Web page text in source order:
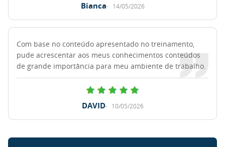
Bianca 14/05/2026
Com base no conteúdo apresentado no treinamento,
pude acrescentar aos meus conhecimentos conteúdos
de grande importância para meu ambiente de trabalho.
DAVID 10/05/2026